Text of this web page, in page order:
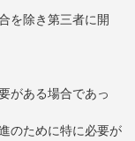
を除き第三者に開
がある場合であっ
のために特に必要が